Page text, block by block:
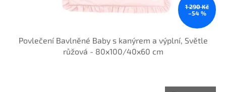
1 290 Kč
–54 %
Povlečení Bavlněné Baby s kanýrem a výplní, Světle
růžová - 80x100/40x60 cm